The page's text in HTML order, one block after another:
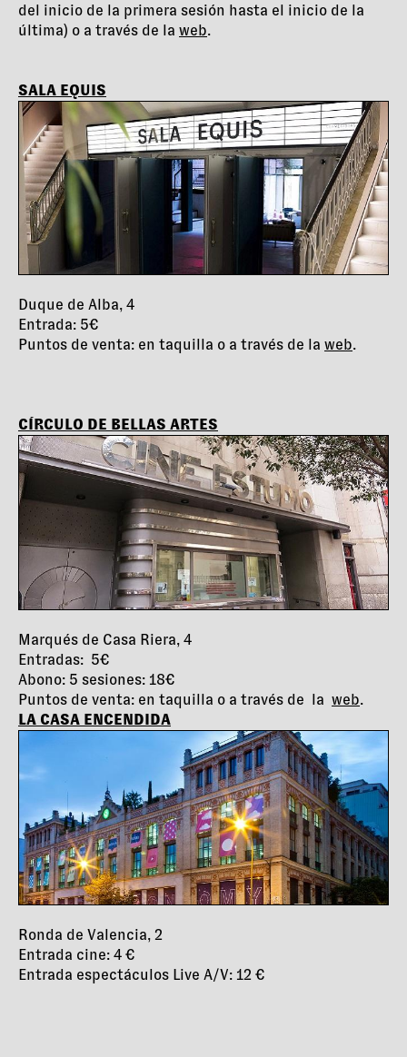
del inicio de la primera sesión hasta el inicio de la
última) o a través de la web.
SALA EQUIS
Duque de Alba, 4
Entrada: 5€
Puntos de venta: en taquilla o a través de la web.
CÍRCULO DE BELLAS ARTES
Marqués de Casa Riera, 4
Entradas: 5€
Abono: 5 sesiones: 18€
Puntos de venta: en taquilla o a través de la web.
LA CASA ENCENDIDA
Ronda de Valencia, 2
Entrada cine: 4 €
Entrada espectáculos Live A/V: 12 €